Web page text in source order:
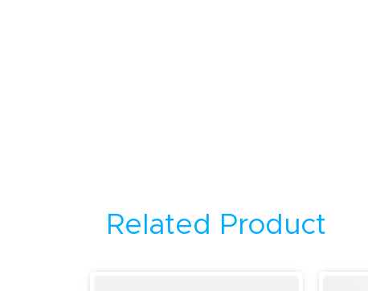
Related Product